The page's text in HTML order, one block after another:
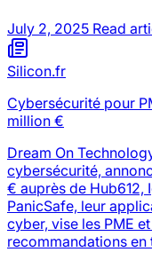
July 2, 2025 Read
Silicon.fr
Cybersécurité pour
million €
Dream On
cybersécurité,
€ auprès de Hub612,
PanicSafe, leur
cyber, vise les PME
recommandations en